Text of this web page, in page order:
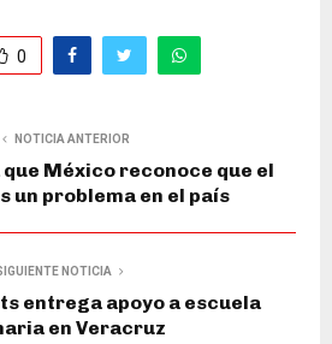
0
NOTICIA ANTERIOR
que México reconoce que el
un problema en el país
NOTICIA
entrega apoyo a escuela
en Veracruz